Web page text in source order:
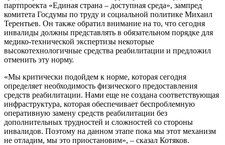
партпроекта «Единая страна – доступная среда», зампред
комитета Госдумы по труду и социальной политике Михаил
Терентьев. Он также обратил внимание на то, что сегодня
инвалиды должны представлять в обязательном порядке для
медико-технической экспертизы некоторые
высокотехнологичные средства реабилитации и предложил
отменить эту норму.
«Мы критически подойдем к норме, которая сегодня
определяет необходимость физического предоставления
средств реабилитации. Нами еще не создана соответствующая
инфраструктура, которая обеспечивает беспроблемную
оперативную замену средств реабилитации без
дополнительных трудностей и сложностей со стороны
инвалидов. Поэтому на данном этапе пока мы этот механизм
не отладим, мы это приостановим», – сказал Котяков.